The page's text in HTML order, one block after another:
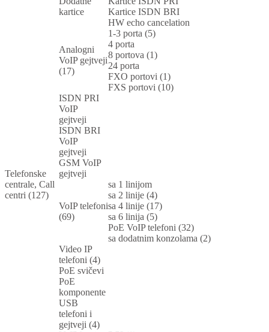
Telefonske
centrale, Call
centri (127)
kartice
Kartice ISDN BRI
HW echo cancelation
Analogni
VoIP gejtveji
(17)
1-3 porta (5)
4 porta
8 portova (1)
24 porta
FXO portovi (1)
FXS portovi (10)
ISDN PRI
VoIP
gejtveji
ISDN BRI
VoIP
gejtveji
GSM VoIP
gejtveji
VoIP telefoni
(69)
sa 1 linijom
sa 2 linije (4)
sa 4 linije (17)
sa 6 linija (5)
PoE VoIP telefoni (32)
sa dodatnim konzolama (2)
Video IP
telefoni (4)
PoE svičevi
PoE
komponente
USB
telefoni i
gejtveji (4)